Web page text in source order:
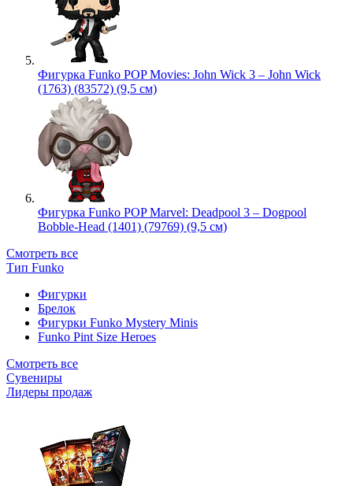
Фигурка Funko POP Movies: John Wick 3 – John Wick
(1763) (83572) (9,5 см)
Фигурка Funko POP Marvel: Deadpool 3 – Dogpool
Bobble-Head (1401) (79769) (9,5 см)
Смотреть все
Тип Funko
Фигурки
Брелок
Фигурки Funko Mystery Minis
Funko Pint Size Heroes
Смотреть все
Сувениры
Лидеры продаж